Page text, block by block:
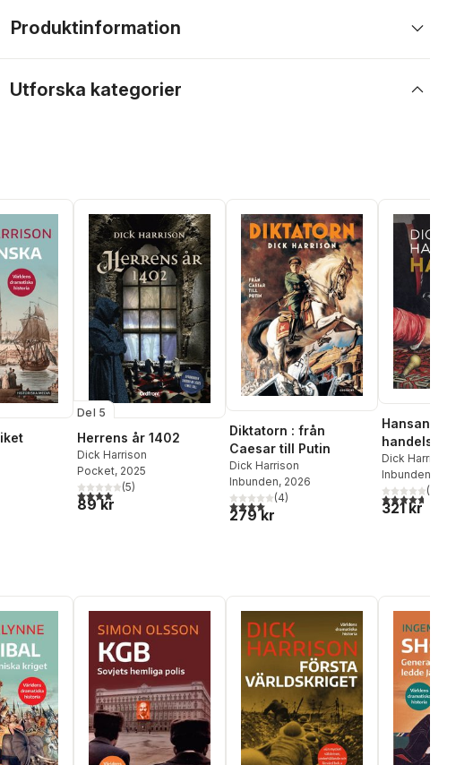
Produktinformation
Utforska kategorier
Totalt antal röster:
Del 5
Herrens år 1402
Dick Harrison
Pocket, 2025
4,0utav 5 stjärnor. Totalt antal röster:
(5)
89 kr
Diktatorn : från
Caesar till Putin
Dick Harrison
Inbunden, 2026
4,0utav 5 stjärnor. Totalt antal röster:
(4)
279 kr
Hansan : ett
uppgång och
Dick Harrison
Inbunden
4,7utav 5(
321 kr